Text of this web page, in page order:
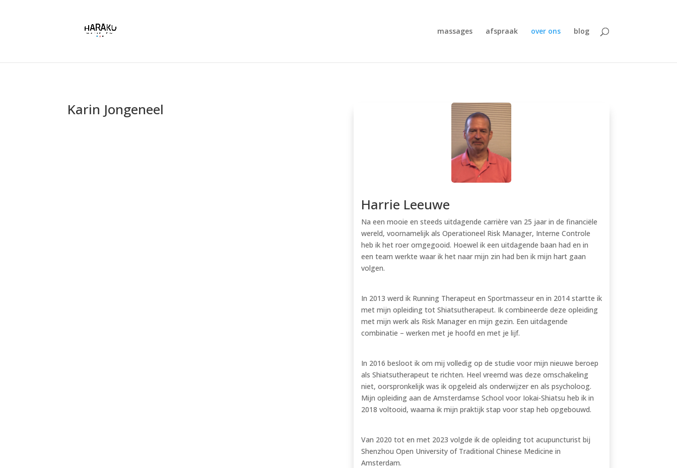
massages afspraak over ons blog
Karin Jongeneel
Harrie Leeuwe
Na een mooie en steeds uitdagende carrière van 25 jaar in de financiële
wereld, voornamelijk als Operationeel Risk Manager, Interne Controle
heb ik het roer omgegooid. Hoewel ik een uitdagende baan had en in
een team werkte waar ik het naar mijn zin had ben ik mijn hart gaan
volgen.
In 2013 werd ik Running Therapeut en Sportmasseur en in 2014 startte ik
met mijn opleiding tot Shiatsutherapeut. Ik combineerde deze opleiding
met mijn werk als Risk Manager en mijn gezin. Een uitdagende
combinatie – werken met je hoofd en met je lijf.
In 2016 besloot ik om mij volledig op de studie voor mijn nieuwe beroep
als Shiatsutherapeut te richten. Heel vreemd was deze omschakeling
niet, oorspronkelijk was ik opgeleid als onderwijzer en als psycholoog.
Mijn opleiding aan de Amsterdamse School voor Iokai-Shiatsu heb ik in
2018 voltooid, waarna ik mijn praktijk stap voor stap heb opgebouwd.
Van 2020 tot en met 2023 volgde ik de opleiding tot acupuncturist bij
Shenzhou Open University of Traditional Chinese Medicine in
Amsterdam.